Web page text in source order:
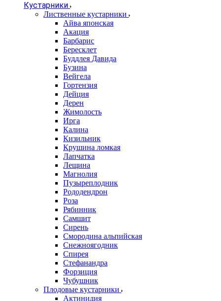
Кустарники
Лиственные кустарники
Айва японская
Акация
Барбарис
Бересклет
Буддлея Давида
Бузина
Вейгела
Гортензия
Дейция
Дерен
Жимолость
Ирга
Калина
Кизильник
Крушина ломкая
Лапчатка
Лещина
Магнолия
Пузыреплодник
Рододендрон
Роза
Рябинник
Самшит
Сирень
Смородина альпийская
Снежноягодник
Спирея
Стефанандра
Форзиция
Чубушник
Плодовые кустарники
Актинидия